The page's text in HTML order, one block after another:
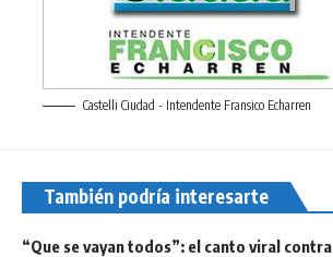
Castelli Ciudad - Intendente Fransico Echarren
También podría interesarte
“Que se vayan todos”: el canto viral contra